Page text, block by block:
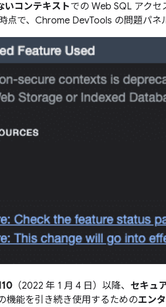
いコンテキストでの Web SQL アクセ
点で、Chrome DevTools の問題パネ
（2022 年 1 月 4 日）以降、 セキュ
機能を引き続き使用するためのエン